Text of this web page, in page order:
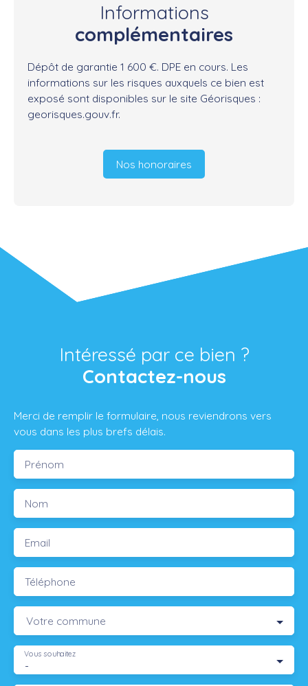
Informations
complémentaires
Dépôt de garantie 1 600 €. DPE en cours. Les
informations sur les risques auxquels ce bien est
exposé sont disponibles sur le site Géorisques :
georisques.gouv.fr.
Nos honoraires
Intéressé par ce bien ?
Contactez-nous
Merci de remplir le formulaire, nous reviendrons vers
vous dans les plus brefs délais.
Prénom
Nom
Email
Téléphone
Votre commune
-
Vous souhaitez